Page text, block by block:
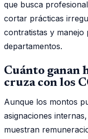
que busca
cortar prácticas
contratistas y
departamentos.
Cuánto ganan
cruza con los
Aunque los montos
asignaciones
muestran